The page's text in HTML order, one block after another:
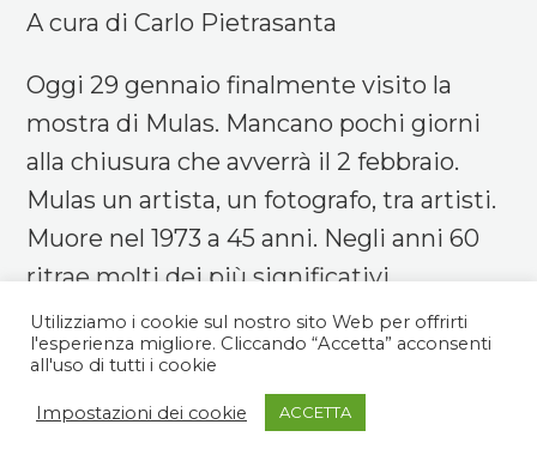
A cura di Carlo Pietrasanta
Oggi 29 gennaio finalmente visito la
mostra di Mulas. Mancano pochi giorni
alla chiusura che avverrà il 2 febbraio.
Mulas un artista, un fotografo, tra artisti.
Muore nel 1973 a 45 anni. Negli anni 60
ritrae molti dei più significativi
esponenti italiani e internazionali del
mondo dell’art... ...Leggi tutto
Utilizziamo i cookie sul nostro sito Web per offrirti
l'esperienza migliore. Cliccando “Accetta” acconsenti
all'uso di tutti i cookie
Impostazioni dei cookie ACCETTA